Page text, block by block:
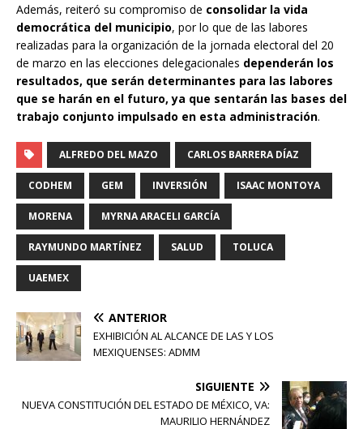
Además, reiteró su compromiso de consolidar la vida
democrática del municipio, por lo que de las labores
realizadas para la organización de la jornada electoral del 20
de marzo en las elecciones delegacionales dependerán los
resultados, que serán determinantes para las labores
que se harán en el futuro, ya que sentarán las bases del
trabajo conjunto impulsado en esta administración.
ALFREDO DEL MAZO CARLOS BARRERA DÍAZ
CODHEM GEM INVERSIÓN ISAAC MONTOYA
MORENA MYRNA ARACELI GARCÍA
RAYMUNDO MARTÍNEZ SALUD TOLUCA
UAEMEX
ANTERIOR
EXHIBICIÓN AL ALCANCE DE LAS Y LOS
MEXIQUENSES: ADMM
SIGUIENTE
NUEVA CONSTITUCIÓN DEL ESTADO DE MÉXICO, VA:
MAURILIO HERNÁNDEZ